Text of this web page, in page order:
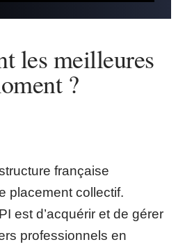
les meilleures
?
française
placement collectif.
est d’acquérir et de gérer
professionnels en